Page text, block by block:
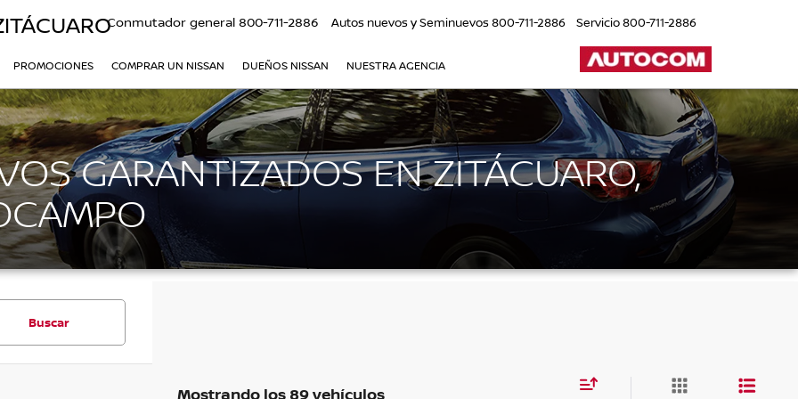
Conmutador general 800-711-2886 Autos nuevos y Seminuevos800-711-2886 Servicio800-711-2886
PROMOCIONES COMPRAR UN NISSAN DUEÑOS NISSAN NUESTRA AGENCIA
GARANTIZADOS EN ZITÁCUARO,
Buscar
Mostrando los 89 vehículos